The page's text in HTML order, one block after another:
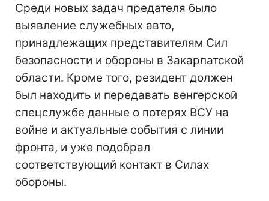
Среди новых задач предателя было
выявление служебных авто,
принадлежащих представителям Сил
безопасности и обороны в Закарпатской
области. Кроме того, резидент должен
был находить и передавать венгерской
спецслужбе данные о потерях ВСУ на
войне и актуальные события с линии
фронта, и уже подобрал
соответствующий контакт в Силах
обороны.